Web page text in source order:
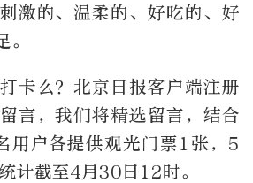
激的、温柔的、好吃的、好
卡么？北京日报客户端注册
言，我们将精选留言，结合
用户各提供观光门票1张，5
计截至4月30日12时。